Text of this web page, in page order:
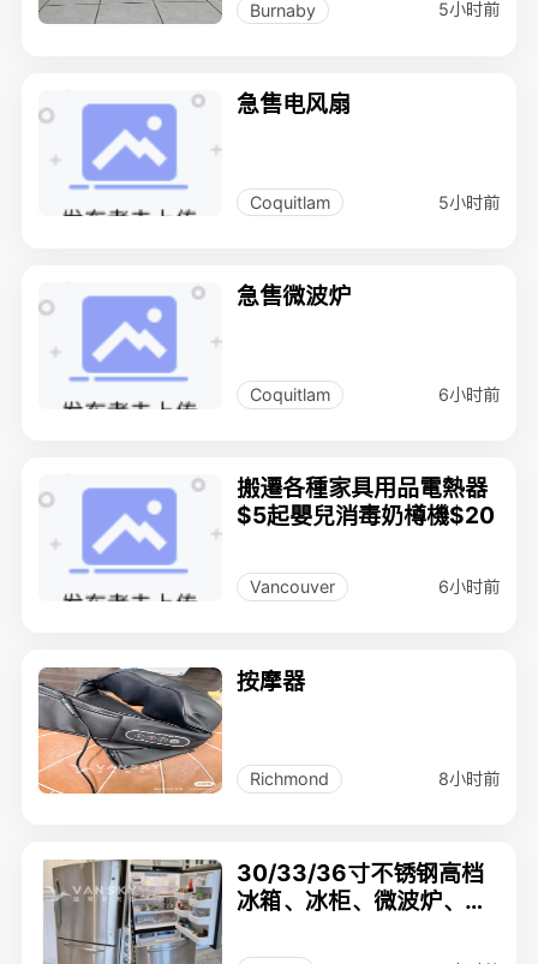
Burnaby 5小时前
急售电风扇
Coquitlam 5小时前
急售微波炉
Coquitlam 6小时前
搬遷各種家具用品電熱器
$5起嬰兒消毒奶樽機$20
Vancouver 6小时前
按摩器
Richmond 8小时前
30/33/36寸不锈钢高档
冰箱、冰柜、微波炉、电